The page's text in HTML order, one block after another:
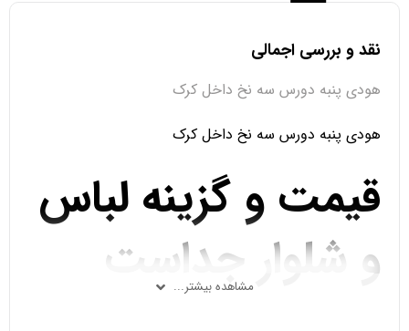
نقد و بررسی اجمالی
هودی پنبه دورس سه نخ داخل کرک
هودی پنبه دورس سه نخ داخل کرک
قیمت و گزینه لباس
و شلوار جداست
مشاهده بیشتر...